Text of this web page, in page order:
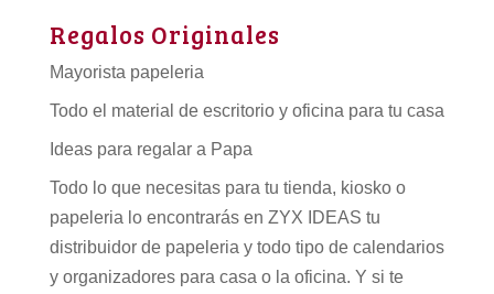
Regalos Originales
Mayorista papeleria
Todo el material de escritorio y oficina para tu casa
Ideas para regalar a Papa
Todo lo que necesitas para tu tienda, kiosko o
papeleria lo encontrarás en ZYX IDEAS tu
distribuidor de papeleria y todo tipo de calendarios
y organizadores para casa o la oficina. Y si te